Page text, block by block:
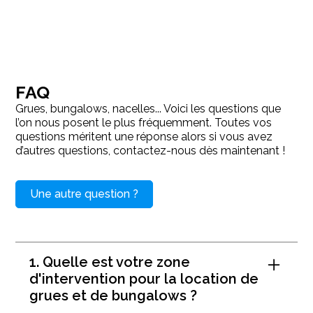
FAQ
Grues, bungalows, nacelles... Voici les questions que
l’on nous posent le plus fréquemment. Toutes vos
questions méritent une réponse alors si vous avez
d’autres questions, contactez-nous dès maintenant !
Une autre question ?
1. Quelle est votre zone
d'intervention pour la location de
grues et de bungalows ?